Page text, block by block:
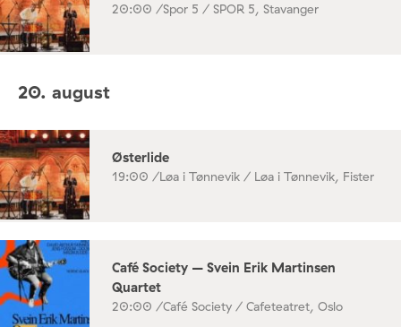
20:00 /Spor 5 / SPOR 5, Stavanger
20. august
Østerlide
19:00 /Løa i Tønnevik / Løa i Tønnevik, Fister
Café Society – Svein Erik Martinsen
Quartet
20:00 /Café Society / Cafeteatret, Oslo